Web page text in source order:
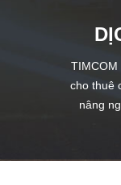
cho thuê
nâng